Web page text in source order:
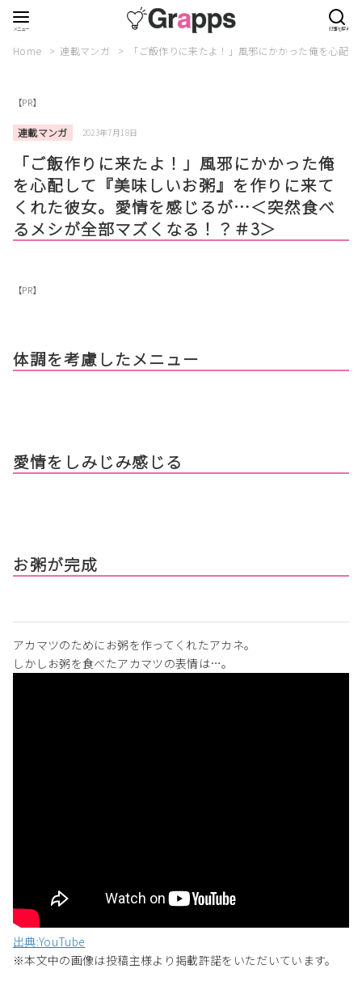
Home 連載マンガ 「ご飯作りに来たよ！」風邪にかかった俺を心配
【PR】
連載マンガ 2023年7月18日
「ご飯作りに来たよ！」風邪にかかった俺
を心配して『美味しいお粥』を作りに来て
くれた彼女。愛情を感じるが…＜突然食べ
るメシが全部マズくなる！？＃3＞
【PR】
体調を考慮したメニュー
愛情をしみじみ感じる
お粥が完成
アカマツのためにお粥を作ってくれたアカネ。
しかしお粥を食べたアカマツの表情は…。
出典:YouTube
※本文中の画像は投稿主様より掲載許諾をいただいています。